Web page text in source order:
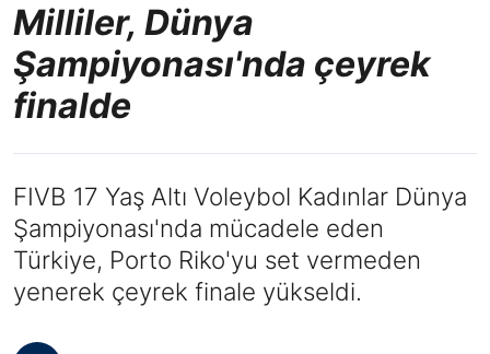
Milliler, Dünya
Şampiyonası'nda çeyrek
finalde
FIVB 17 Yaş Altı Voleybol Kadınlar Dünya
Şampiyonası'nda mücadele eden
Türkiye, Porto Riko'yu set vermeden
yenerek çeyrek finale yükseldi.